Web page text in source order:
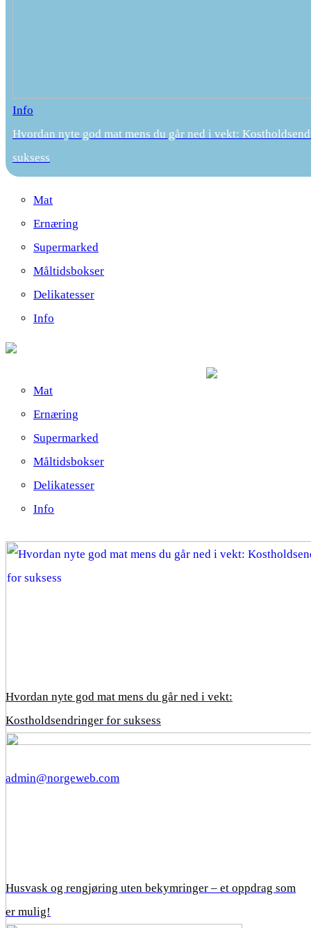
Info
Hvordan nyte god mat mens du går ned i vekt:
suksess
Mat
Ernæring
Supermarked
Måltidsbokser
Delikatesser
Info
Mat
Ernæring
Supermarked
Måltidsbokser
Delikatesser
Info
Hvordan nyte god mat mens du går ned i vekt:
Kostholdsendringer for suksess
Husvask og rengjøring uten bekymringer – et oppdrag som
er mulig!
admin@norgeweb.com